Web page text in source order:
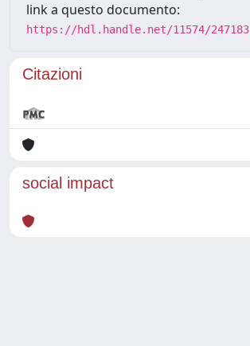
link a questo documento:
https://hdl.handle.net/11574/247183
Citazioni
social impact